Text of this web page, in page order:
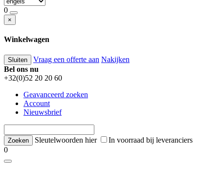
0
×
Winkelwagen
Sluiten Vraag een offerte aan Nakijken
Bel ons nu
+32(0)52 20 20 60
Geavanceerd zoeken
Account
Nieuwsbrief
Sleutelwoorden hier
In voorraad bij leveranciers
0